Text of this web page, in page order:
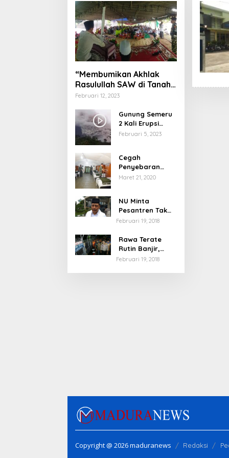
“Membumikan Akhlak
Rasulullah SAW di Tanah
Nusantara”
Februari 12, 2023
Gunung Semeru
2 Kali Erupsi
dengan Tinggi
Februari 5, 2023
Cegah
Penyebaran
Virus Corona,
Pelayanan
Maret 21, 2020
NU Minta
Pesantren Tak
Terprovokasi
Februari 19, 2018
Rawa Terate
Rutin Banjir,
Anies Bakal Cek
Februari 19, 2018
Copyright @ 2026 maduranews Redaksi